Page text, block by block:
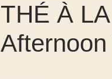
THÉ À
Afternoon